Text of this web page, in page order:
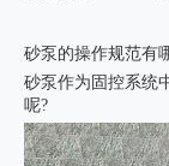
砂泵的操作规范有
砂泵作为固控系统
呢?